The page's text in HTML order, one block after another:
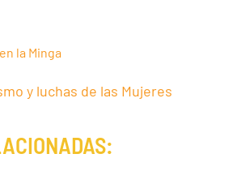
la Minga
y luchas de las Mujeres